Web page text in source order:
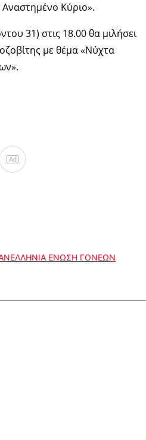
Κύριο».
31) στις 18.00 θα μιλήσει
με θέμα «Νύχτα
Ad
ΕΝΩΣΗ ΓΟΝΕΩΝ